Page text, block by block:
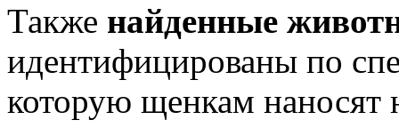
Также найденные
идентифицированы по
которую щенкам наносят